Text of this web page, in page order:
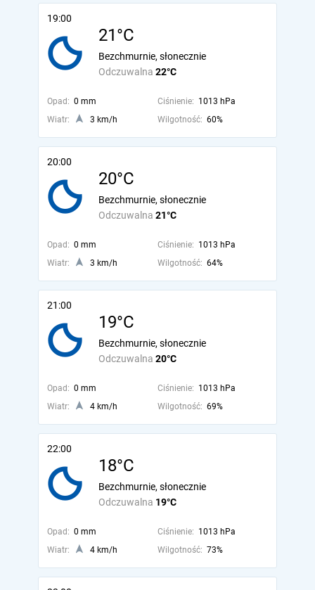
19:00
21°C
Odczuwalna 22°C
Bezchmurnie, słonecznie
Opad: 0 mm Ciśnienie: 1013 hPa
Wiatr:
3 km/h Wilgotność: 60%
20:00
20°C
Odczuwalna 21°C
Bezchmurnie, słonecznie
Opad: 0 mm Ciśnienie: 1013 hPa
Wiatr:
3 km/h Wilgotność: 64%
21:00
19°C
Odczuwalna 20°C
Bezchmurnie, słonecznie
Opad: 0 mm Ciśnienie: 1013 hPa
Wiatr:
4 km/h Wilgotność: 69%
22:00
18°C
Odczuwalna 19°C
Bezchmurnie, słonecznie
Opad: 0 mm Ciśnienie: 1013 hPa
Wiatr:
4 km/h Wilgotność: 73%